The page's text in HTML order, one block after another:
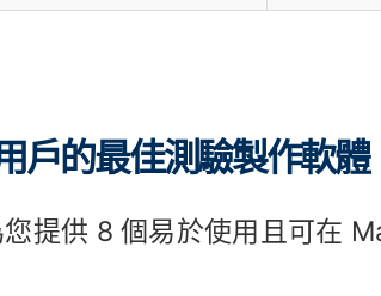
戶的最佳測驗製作軟體
提供 8 個易於使用且可在